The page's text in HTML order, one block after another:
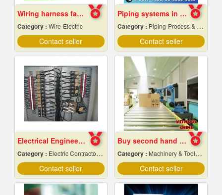
Wiring harness factory
Category : Wire-Electric
Contact seller
Piping systems in industrial plants
Category : Piping-Process & Industrial
Contact seller
Electrical Engineering
Category : Electric Contractors-Industrial & Residential
Contact seller
Buy second hand industrial machinery
Category : Machinery & Tools-New
Contact seller